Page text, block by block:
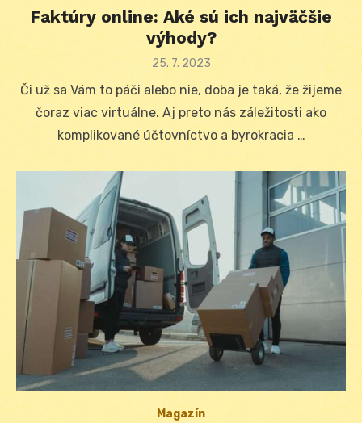
Faktúry online: Aké sú ich najväčšie
výhody?
Posted
25. 7. 2023
Či už sa Vám to páči alebo nie, doba je taká, že žijeme
čoraz viac virtuálne. Aj preto nás záležitosti ako
komplikované účtovníctvo a byrokracia …
Magazín